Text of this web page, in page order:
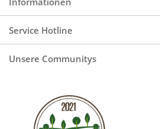
Service Hotline
Unsere Communitys